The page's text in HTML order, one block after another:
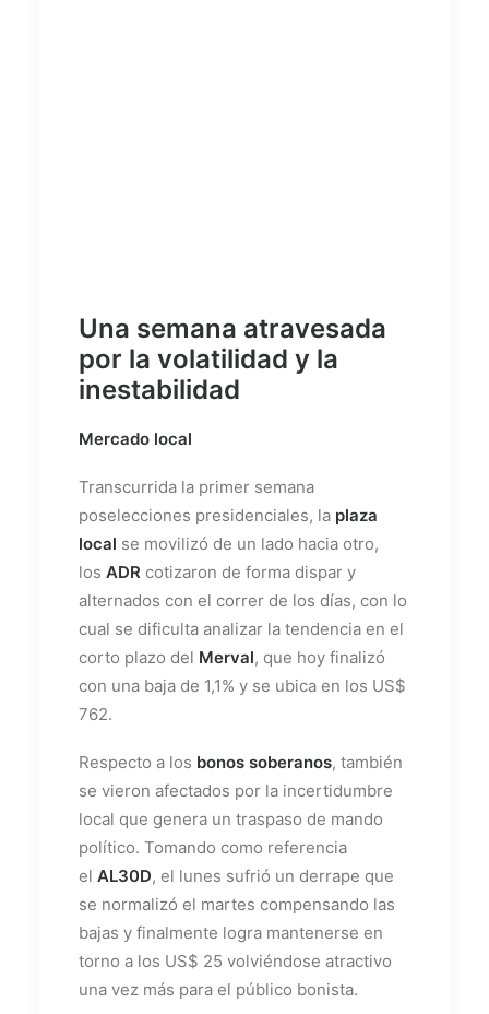
Una semana atravesada
por la volatilidad y la
inestabilidad
Mercado local
Transcurrida la primer semana
poselecciones presidenciales, la plaza
local se movilizó de un lado hacia otro,
los ADR cotizaron de forma dispar y
alternados con el correr de los días, con lo
cual se dificulta analizar la tendencia en el
corto plazo del Merval, que hoy finalizó
con una baja de 1,1% y se ubica en los US$
762.
Respecto a los bonos soberanos, también
se vieron afectados por la incertidumbre
local que genera un traspaso de mando
político. Tomando como referencia
el AL30D, el lunes sufrió un derrape que
se normalizó el martes compensando las
bajas y finalmente logra mantenerse en
torno a los US$ 25 volviéndose atractivo
una vez más para el público bonista.